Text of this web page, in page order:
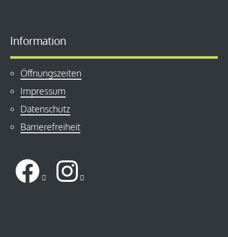
Information
Öffnungszeiten
Impressum
Datenschutz
Barrierefreiheit